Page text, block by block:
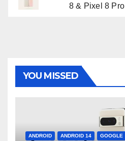
8 & Pixel 8 Pro
YOU MISSED
ANDROID ANDROID 14 GOOGLE